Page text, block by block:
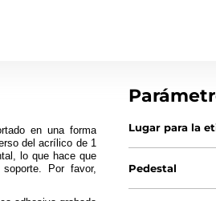
en una forma
del acrílico de 1
lo que hace que
Por favor,
Lugar para la
Pedestal